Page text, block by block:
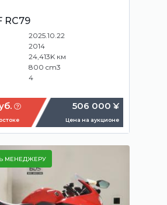
RC79
2025.10.22
2014
24,413K км
800 cm3
4
506 000 ¥
Цена на аукционе
МЕНЕДЖЕРУ